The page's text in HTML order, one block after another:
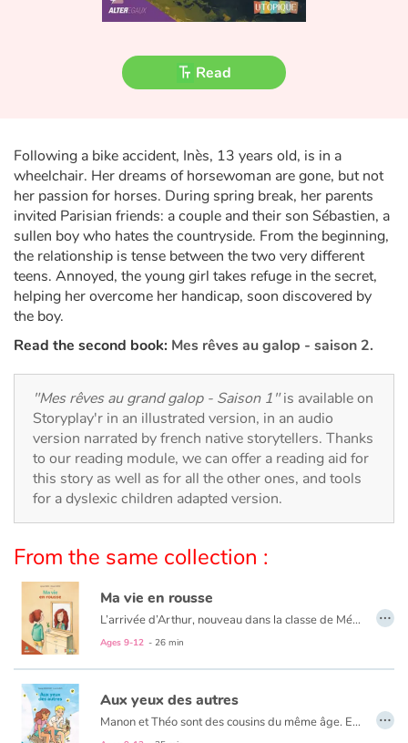
Ogres, monsters and witches
Heroines and Heroes
The animals
Travel, epic, investigation, adventure
Around the world
Learning
Arts, space, activities
With the family
Daily life and hobbies
At school
Festivals and events
Love and friendship
Social issues
Emotions and feelings
Read
Following a bike accident, Inès, 13 years old, is in a
wheelchair. Her dreams of horsewoman are gone, but not
her passion for horses. During spring break, her parents
invited Parisian friends: a couple and their son Sébastien, a
sullen boy who hates the countryside. From the beginning,
the relationship is tense between the two very different
teens. Annoyed, the young girl takes refuge in the secret,
helping her overcome her handicap, soon discovered by
the boy.
Read the second book: Mes rêves au galop - saison 2.
"Mes rêves au grand galop - Saison 1"is available on
Storyplay'r in an illustrated version, in an audio
version narrated by french native storytellers. Thanks
to our reading module, we can offer a reading aid for
this story as well as for all the other ones, and tools
for a dyslexic children adapted version.
From the same collection :
Ma vie en rousse
L’arrivée d’Arthur, nouveau dans la classe de Mélissa, remet en question sa perception des choses, et l’aide à prendre le chemin de la résilience en réconciliant la jeune fille avec son apparence.
Ages 9-12 - 26 min
…
Aux yeux des autres
Manon et Théo sont des cousins du même âge. Elle habite dans une maison minuscule qu’elle compare à celle d’une poupée, lui dans une grande bâtisse aux airs de château fort. Elle joue au bord d’une mer imaginaire, il a une piscine. Un jour de fin d’été où les deux enfants sont réunis pour la première fois chez Manon, Théo découvre non sans quelques surprises l’univers de sa cousine, et ils passent la journée à jouer à des jeux à la frontière entre réel et imaginaire. Le soir venu, ils sont sur le point de s’endormir sous une tente, quand Théo fait une déclaration qui chamboule Manon : « C’est pas si mal d’être pauvre, finalement... »
…